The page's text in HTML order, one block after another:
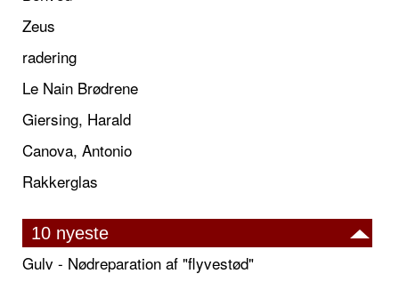
Zeus
radering
Le Nain Brødrene
Giersing, Harald
Canova, Antonio
Rakkerglas
10 nyeste
Gulv - Nødreparation af "flyvestød"